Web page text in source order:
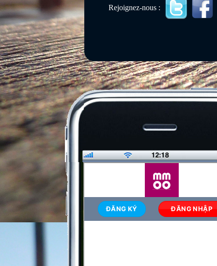
Rejoignez-nous :